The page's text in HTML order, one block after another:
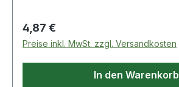
Regulärer Preis:
4,87 €
Preise inkl. MwSt. zzgl. Versandkosten
In den Warenkorb